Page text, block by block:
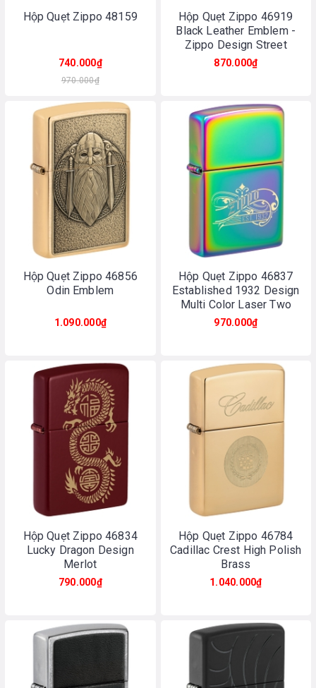
Hộp Quẹt Zippo 48159
740.000₫
970.000₫
Hộp Quẹt Zippo 46919
Black Leather Emblem -
Zippo Design Street
Chrome
870.000₫
Hộp Quẹt Zippo 46856
Odin Emblem
1.090.000₫
Hộp Quẹt Zippo 46837
Established 1932 Design
Multi Color Laser Two
Tone
970.000₫
Hộp Quẹt Zippo 46834
Lucky Dragon Design
Merlot
790.000₫
Hộp Quẹt Zippo 46784
Cadillac Crest High Polish
Brass
1.040.000₫